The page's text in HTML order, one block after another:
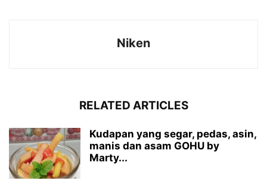
Niken
RELATED ARTICLES
Kudapan yang segar, pedas, asin,
manis dan asam GOHU by
Marty...